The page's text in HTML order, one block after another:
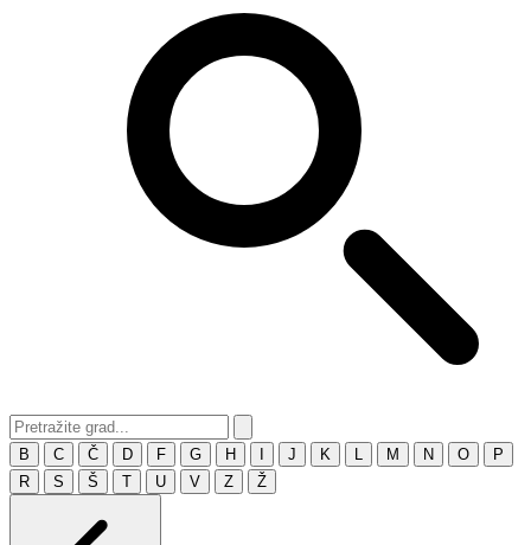
B C Č D F G H J K M N O
P
R
S Š T U V Z Ž